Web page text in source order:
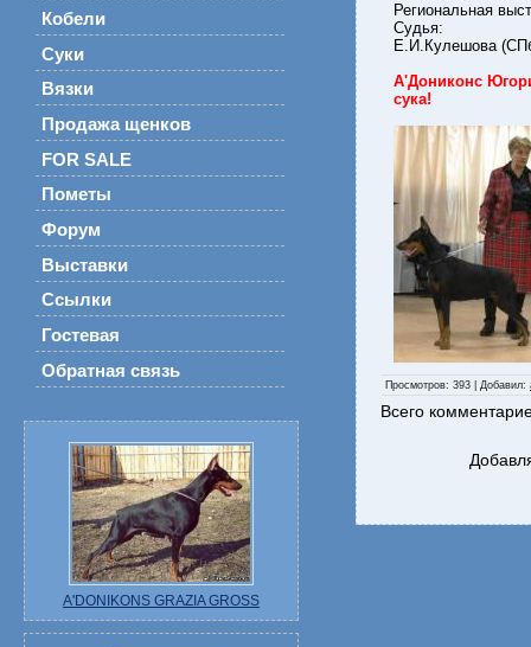
Кобели
Суки
Вязки
Продажа щенков
FOR SALE
Пометы
Форум
Выставки
Ссылки
Гостевая
Обратная связь
A'DONIKONS GRAZIA GROSS
Региональная
Судья:
Е.И.Кулешова
А'Дониконс
сука!
Просмотров: 393 | Добавил:
Всего